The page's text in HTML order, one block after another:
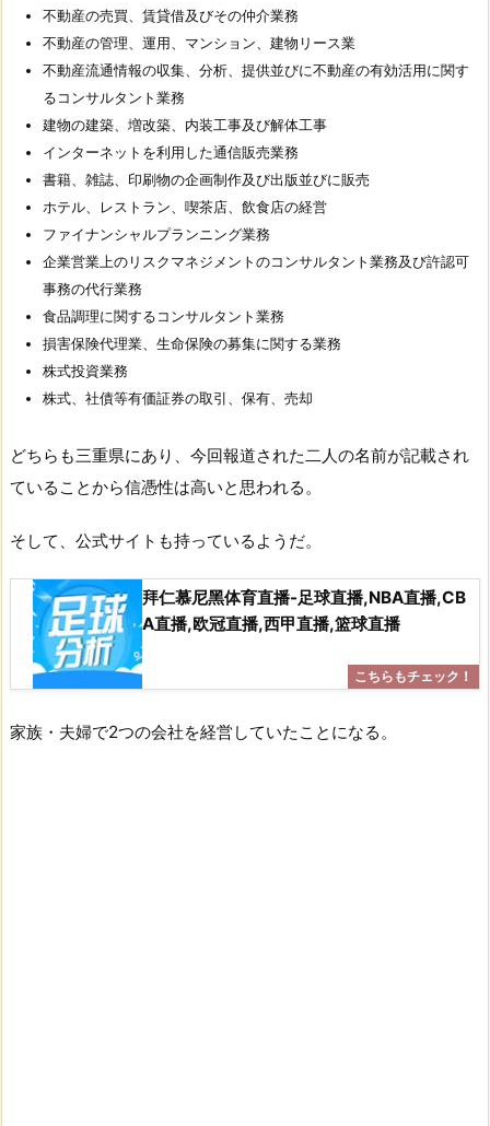
不動産の売買、賃貸借及びその仲介業務
不動産の管理、運用、マンション、建物リース業
不動産流通情報の収集、分析、提供並びに不動産の有効活用に関す
るコンサルタント業務
建物の建築、増改築、内装工事及び解体工事
インターネットを利用した通信販売業務
書籍、雑誌、印刷物の企画制作及び出版並びに販売
ホテル、レストラン、喫茶店、飲食店の経営
ファイナンシャルプランニング業務
企業営業上のリスクマネジメントのコンサルタント業務及び許認可
事務の代行業務
食品調理に関するコンサルタント業務
損害保険代理業、生命保険の募集に関する業務
株式投資業務
株式、社債等有価証券の取引、保有、売却
どちらも三重県にあり、今回報道された二人の名前が記載され
ていることから信憑性は高いと思われる。
そして、公式サイトも持っているようだ。
拜仁慕尼黑体育直播-足球直播,NBA直播,CB
A直播,欧冠直播,西甲直播,篮球直播
家族・夫婦で2つの会社を経営していたことになる。